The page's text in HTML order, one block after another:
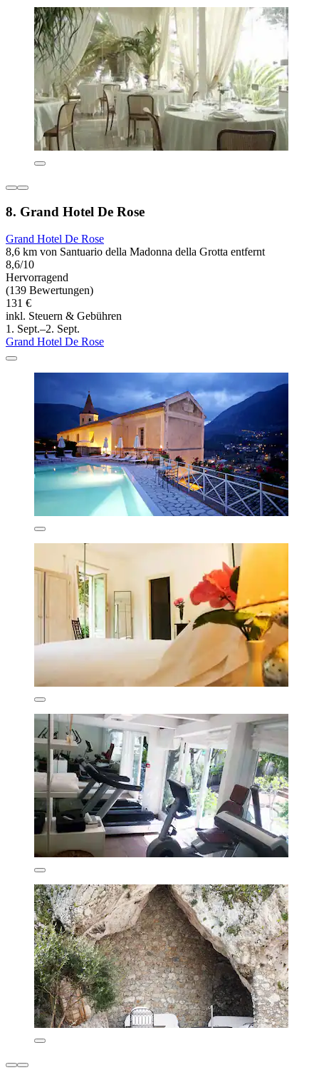
8. Grand Hotel De Rose
Grand Hotel De Rose
8,6 km von Santuario della Madonna della Grotta entfernt
8,6/10
Hervorragend
(139 Bewertungen)
131 €
inkl. Steuern & Gebühren
1. Sept.–2. Sept.
Grand Hotel De Rose